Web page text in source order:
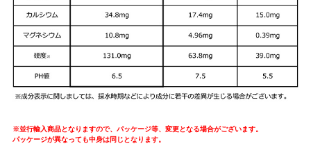
※並行輸入商品となりますので、パッケージ等、変更となる場合がございます。
パッケージが異なっても中身は同じとなります。